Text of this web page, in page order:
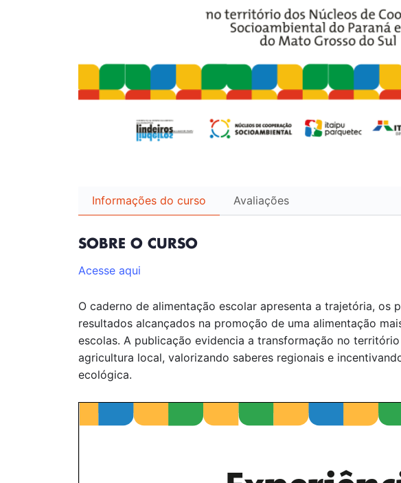
Informações do curso Avaliações
SOBRE O CURSO
Acesse aqui
O caderno de alimentação escolar apresenta a trajetória, os
resultados alcançados na promoção de uma alimentação
escolas. A publicação evidencia a transformação no
agricultura local, valorizando saberes regionais e
ecológica.